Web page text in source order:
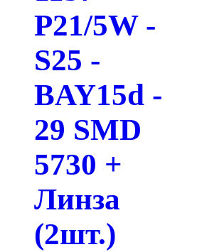
P21/5W -
S25 -
BAY15d -
29 SMD
5730 +
Линза
(2шт.)